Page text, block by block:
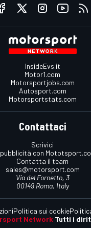
InsideEvs.it
Motor1.com
Motorsportjobs.com
Autosport.com
Motorsportstats.com
Contattaci
Scrivici
con
Contatta il team
sales@motorsport.com
Via del Fornetto, 3
00149 Roma, Italy
Network Tutti i
Politica sui cookie